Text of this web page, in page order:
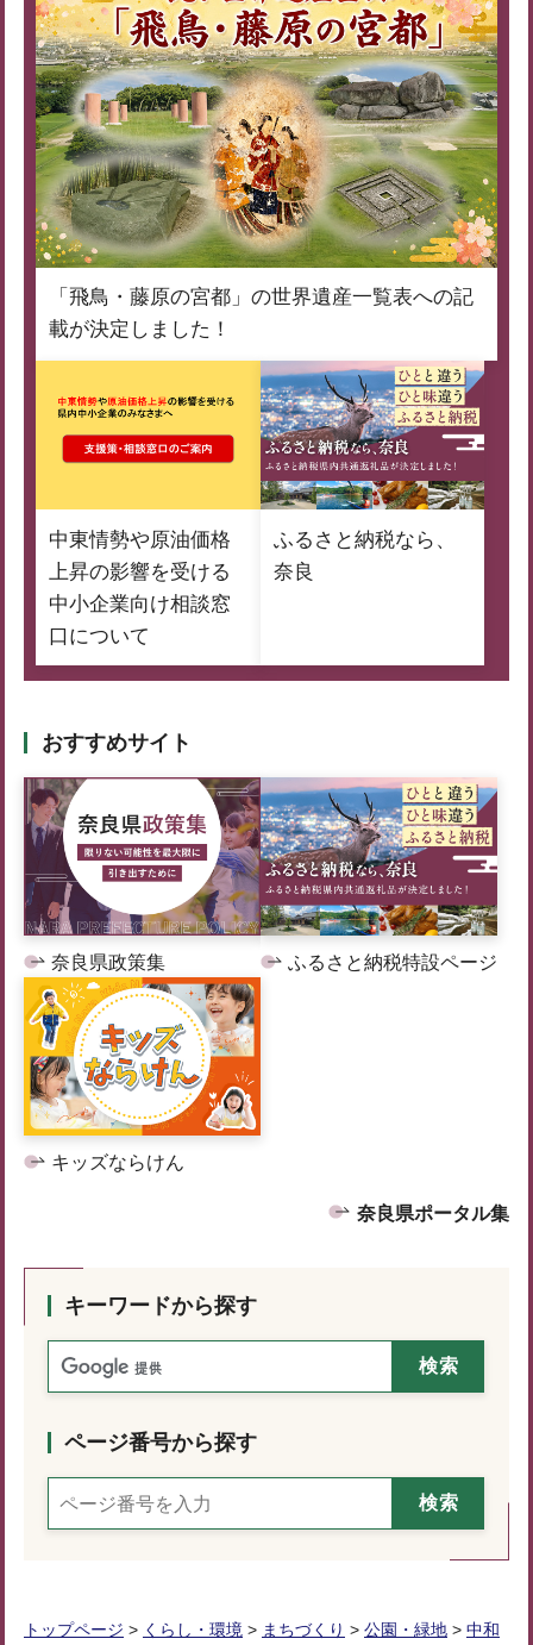
「飛鳥・藤原の宮都」の世界遺産一覧表への記
載が決定しました！
中東情勢や原油価格
上昇の影響を受ける
中小企業向け相談窓
口について
ふるさと納税なら、
奈良
おすすめサイト
奈良県政策集 ふるさと納税特設ページ
キッズならけん
奈良県ポータル集
キーワードから探す
ページ番号から探す
トップページ > くらし・環境 > まちづくり > 公園・緑地 > 中和